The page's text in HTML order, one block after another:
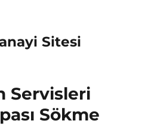
Sitesi
Servisleri
Sökme